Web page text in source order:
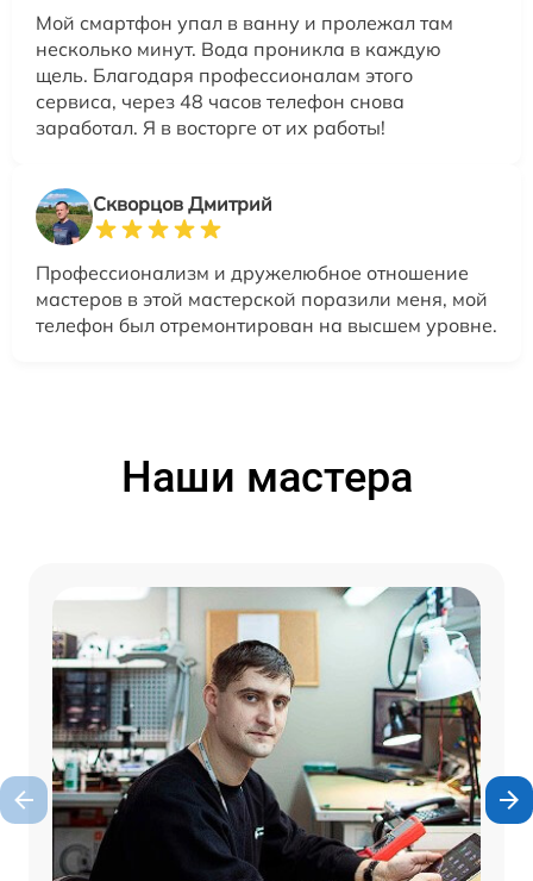
Мой смартфон упал в ванну и пролежал там
несколько минут. Вода проникла в каждую
щель. Благодаря профессионалам этого
сервиса, через 48 часов телефон снова
заработал. Я в восторге от их работы!
Скворцов Дмитрий
Профессионализм и дружелюбное отношение
мастеров в этой мастерской поразили меня, мой
телефон был отремонтирован на высшем уровне.
Наши мастера